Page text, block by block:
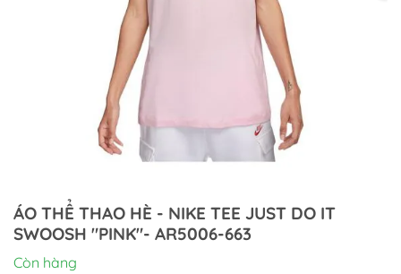
ÁO THỂ THAO HÈ - NIKE TEE JUST DO IT
SWOOSH "PINK"- AR5006-663
Còn hàng